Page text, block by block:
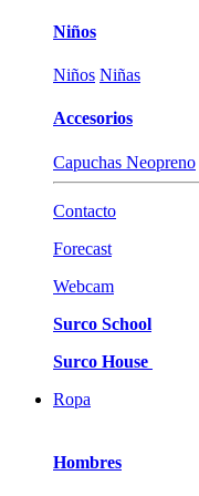
Niños
Niños Niñas
Accesorios
Capuchas Neopreno
Contacto
Forecast
Webcam
Surco School
Surco House
Ropa
Hombres